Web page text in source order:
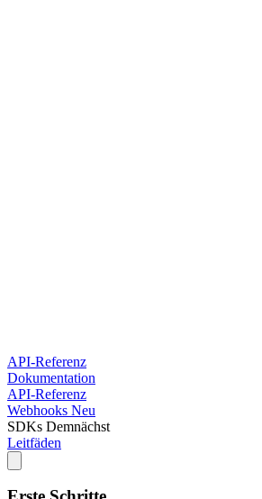
API-Referenz
Dokumentation
API-Referenz
Webhooks Neu
SDKs Demnächst
Leitfäden